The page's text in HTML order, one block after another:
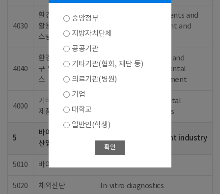
4030
환경처리, 자원재
활용 제제 및 시
스템
Bioenvironmental agents and
systems for treatment and
recycle
4040
환경오염 측정기
구 및 진단, 서비
스
Measuring apparatus and
service for environmental
pollution and assessment
4000
기타 바이오환경
제품 및 서비스
Other bioenvironmental
products and services
5
바이오의료기기
산업
Biomedical equipment industry
5010 바이오센서
5020 체외진단 In-vitro diagnostics
중앙정부
지방자치단체
공공기관
기타기관(협회, 재단 등)
의료기관(병원)
기업
대학교
일반인(학생)
확인